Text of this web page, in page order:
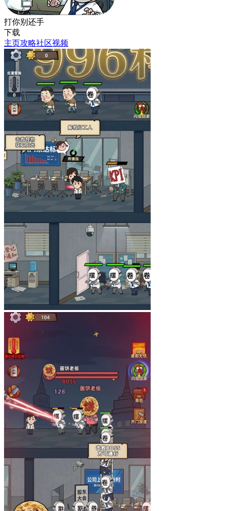
打你别还手
下载
主页攻略社区视频